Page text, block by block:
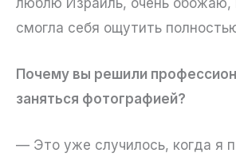
смогла себя ощутить
Почему вы решили
заняться фотографией?
— Это уже случилось, когда я